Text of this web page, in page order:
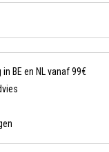
BE en NL vanaf 99€